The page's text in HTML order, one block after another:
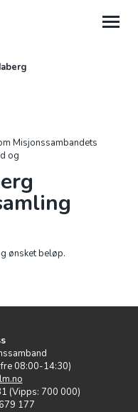
Misjonssambandets
og
ønsket beløp.
08:00-14:30)
(Vipps: 700 000)
177